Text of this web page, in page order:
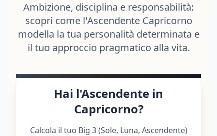
Ambizione, disciplina e responsabilità:
scopri come l'Ascendente Capricorno
modella la tua personalità determinata e
il tuo approccio pragmatico alla vita.
Hai l'Ascendente in
Capricorno?
Calcola il tuo Big 3 (Sole, Luna, Ascendente)